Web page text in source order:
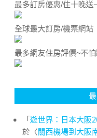
最多訂房優惠/住十晚送
全球最大訂房/機票網站
最多網友住房評價~不
「遊世界：日本大阪
於〈關西機場到大阪